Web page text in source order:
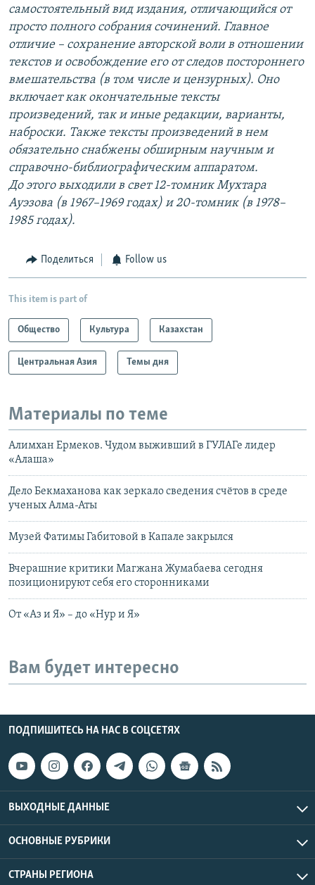
самостоятельный вид издания, отличающийся от
просто полного собрания сочинений. Главное
отличие – сохранение авторской воли в отношении
текстов и освобождение его от следов постороннего
вмешательства (в том числе и цензурных). Оно
включает как окончательные тексты
произведений, так и иные редакции, варианты,
наброски. Также тексты произведений в нем
обязательно снабжены обширным научным и
справочно-библиографическим аппаратом.
До этого выходили в свет 12-томник Мухтара
Ауэзова (в 1967–1969 годах) и 20-томник (в 1978–
1985 годах).
Поделиться Follow us
This item is part of
Общество Культура Казахстан
Центральная Азия Темы дня
Материалы по теме
Алимхан Ермеков. Чудом выживший в ГУЛАГе лидер
«Алаша»
Дело Бекмаханова как зеркало сведения счётов в среде
ученых Алма-Аты
Музей Фатимы Габитовой в Капале закрылся
Вчерашние критики Магжана Жумабаева сегодня
позиционируют себя его сторонниками
От «Аз и Я» – до «Нур и Я»
Вам будет интересно
ПОДПИШИТЕСЬ НА НАС В СОЦСЕТЯХ
ВЫХОДНЫЕ ДАННЫЕ
ОСНОВНЫЕ РУБРИКИ
СТРАНЫ РЕГИОНА